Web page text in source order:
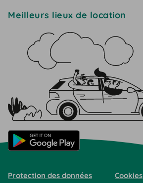
Meilleurs lieux de location
Protection des données Cookies